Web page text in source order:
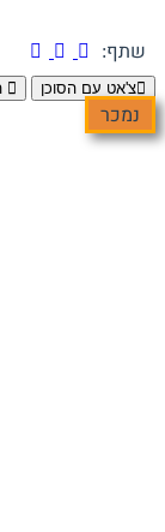
שתף:
צ'אט עם הסוכן
נמכר